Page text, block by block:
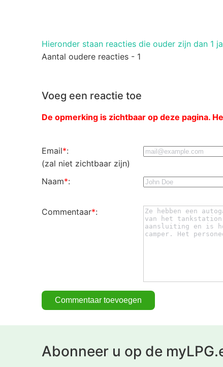
Hieronder staan ​​reacties die ouder zijn dan 1
Aantal oudere reacties - 1
Voeg een reactie toe
De opmerking is zichtbaar op deze pagina.
Email*:
(zal niet zichtbaar zijn)
Naam*:
Commentaar*:
Abonneer u op de